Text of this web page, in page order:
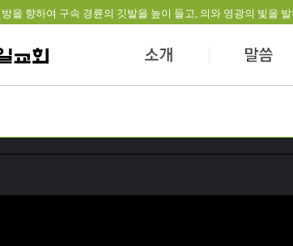
방을 향하여 구속 경륜의 깃발을 높이 들고, 의와 영광의 빛을